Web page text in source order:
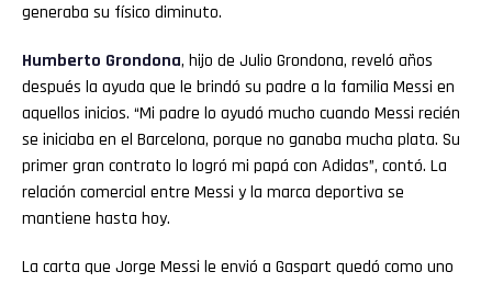
generaba su físico diminuto.
Humberto Grondona, hijo de Julio Grondona, reveló años
después la ayuda que le brindó su padre a la familia Messi en
aquellos inicios. “Mi padre lo ayudó mucho cuando Messi recién
se iniciaba en el Barcelona, porque no ganaba mucha plata. Su
primer gran contrato lo logró mi papá con Adidas”, contó. La
relación comercial entre Messi y la marca deportiva se
mantiene hasta hoy.
La carta que Jorge Messi le envió a Gaspart quedó como uno